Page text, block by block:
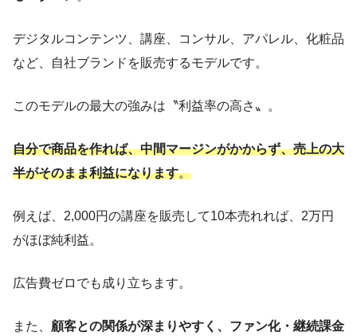
デジタルコンテンツ、講座、コンサル、アパレル、化粧品
など、自社ブランドを販売するモデルです。
このモデルの最大の強みは〝利益率の高さ〟。
自分で商品を作れば、中間マージンがかからず、売上の大
半がそのまま利益になります。
例えば、2,000円の講座を販売して10本売れれば、2万円
がほぼ純利益。
広告費ゼロでも成り立ちます。
また、 顧客との関係が深まりやすく、ファン化・継続課金